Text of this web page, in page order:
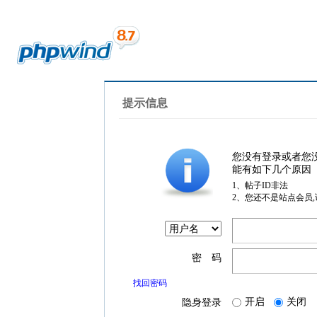
提示信息
您没有登录或者您
能有如下几个原因
1、帖子ID非法
2、您还不是站点会员
密 码
找回密码
隐身登录 开启 关闭